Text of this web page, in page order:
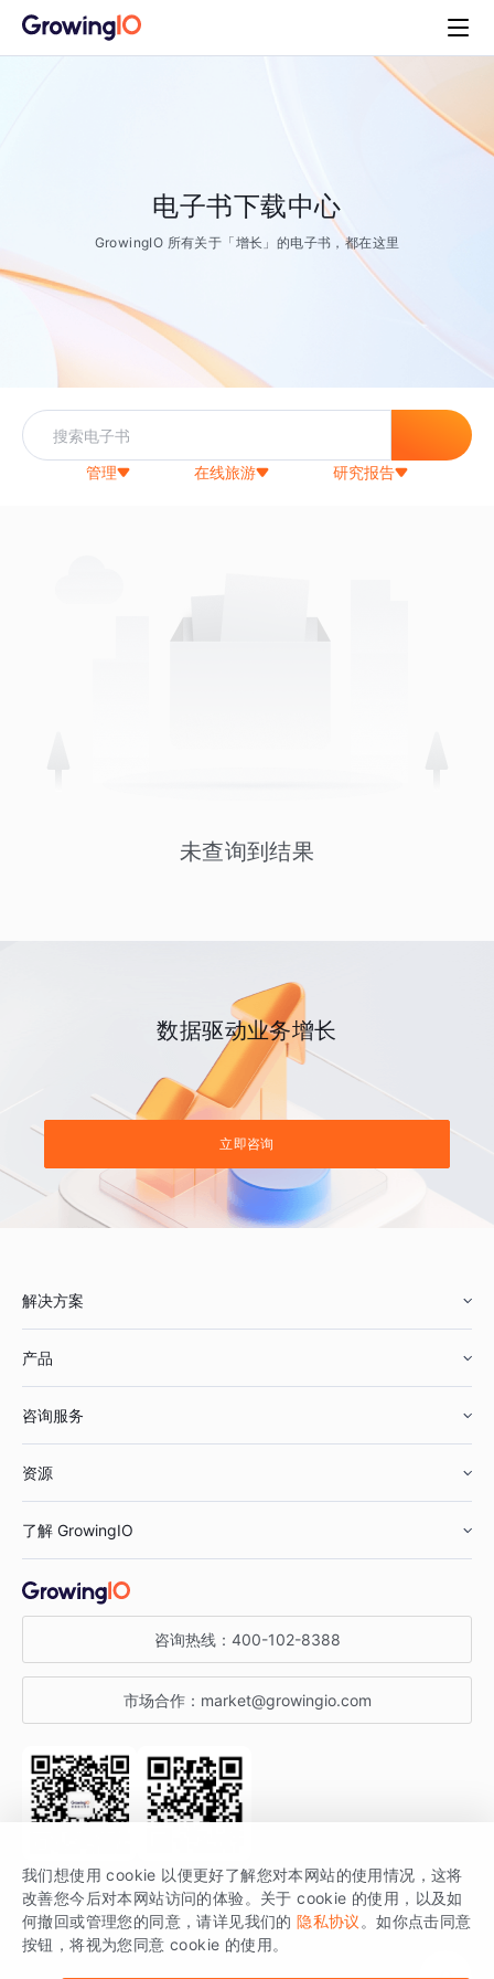
电子书下载中心
GrowingIO 所有关于「增长」的电子书，都在这里
管理 在线旅游 研究报告
未查询到结果
数据驱动业务增长
立即咨询
解决方案
鞋服行业
汽车行业
金融行业
产品
智能运营
获客分析
咨询服务
资源
增长公开课
增长博客
开发者文档
SDK 文档
场景指南
了解 GrowingIO
关于 GrowingIO
增长大会
行业活动
咨询热线： 400-102-8388
市场合作： market@growingio.com
关注公众号 获取更多干货
GrowingIO 是专注于数据智能分析与增长的品牌，核心平台为 GrowingIO
分析云。
我们想使用 cookie 以便更好了解您对本网站的使用情况，这将
改善您今后对本网站访问的体验。关于 cookie 的使用，以及如
何撤回或管理您的同意，请详见我们的 隐私协议 。如你点击同意
按钮，将视为您同意 cookie 的使用。